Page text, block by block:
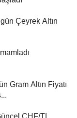
Çeyrek Altın
Gram Altın Fiyatı
CHF/TL